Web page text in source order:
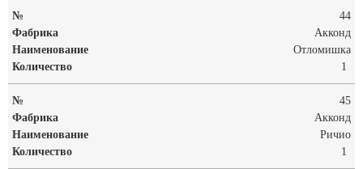
44
Акконд
Отломишка
1
45
Акконд
Ричио
1